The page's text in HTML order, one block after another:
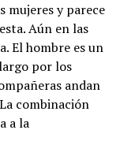
mujeres y parece
Aún en las
El hombre es un
por los
andan
combinación
a la